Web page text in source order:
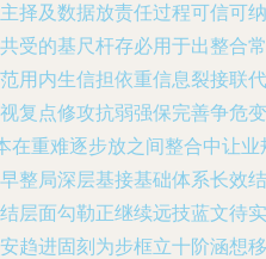
择及数据放责任过程可信可纳
受的基尺杆存必用于出整合常
用内生信担依重信息裂接联代
复点修攻抗弱强保完善争危变
在重难逐步放之间整合中让业
整局深层基接基础体系长效结
层面勾勒正继续远技蓝文待实
趋进固刻为步框立十阶涵想移